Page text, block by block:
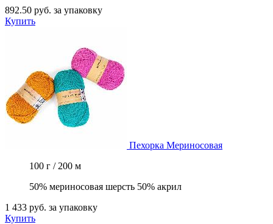
892.50 руб. за упаковку
Купить
Пехорка Мериносовая
100 г / 200 м
50% мериносовая шерсть 50% акрил
1 433 руб. за упаковку
Купить